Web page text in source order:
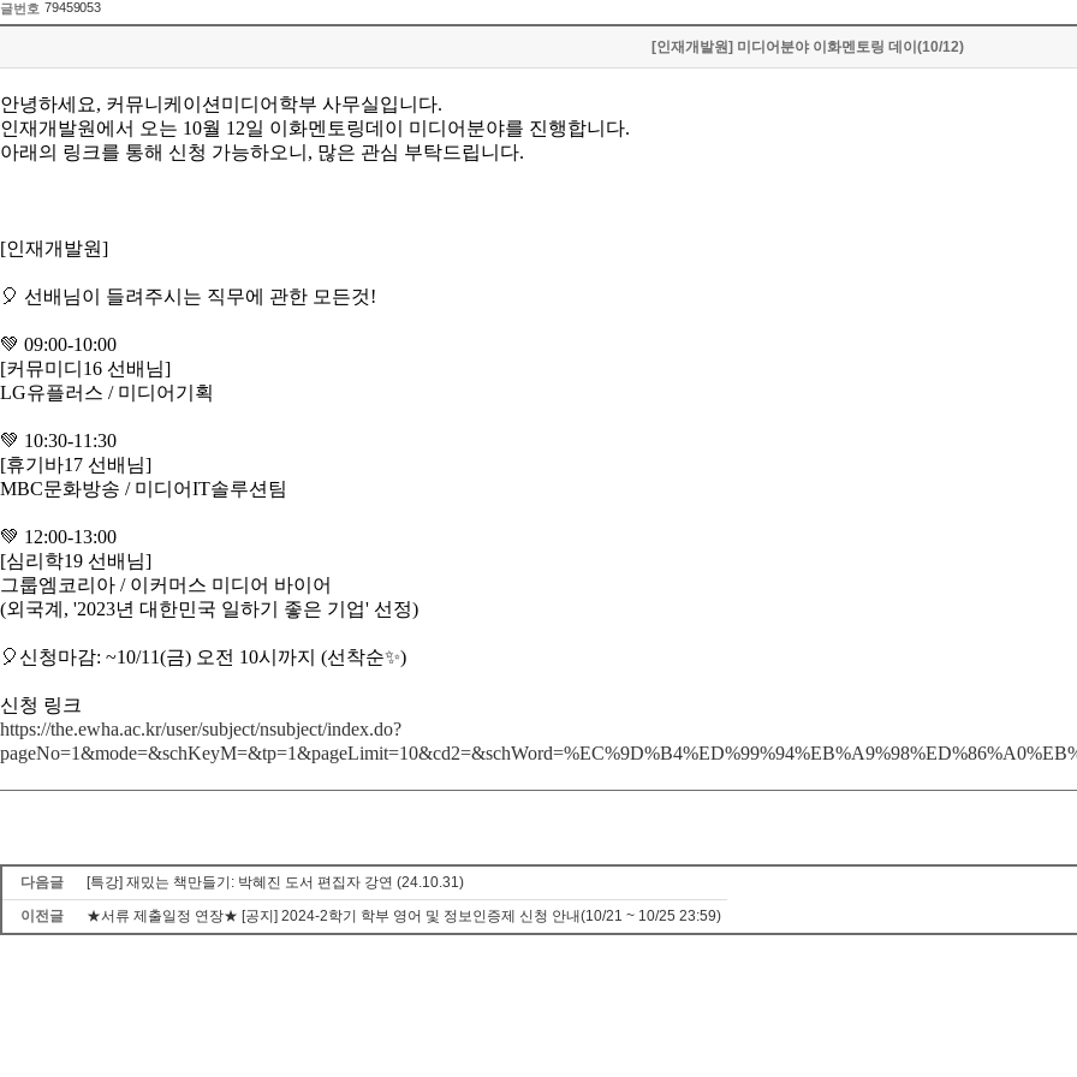
글번호 79459053
[인재개발원] 미디어분야 이화멘토링 데이(10/12)
안녕하세요, 커뮤니케이션미디어학부 사무실입니다.
인재개발원에서 오는 10월 12일 이화멘토링데이 미디어분야를 진행합니다.
아래의 링크를 통해 신청 가능하오니, 많은 관심 부탁드립니다.
[인재개발원]
🎈 선배님이 들려주시는 직무에 관한 모든것!
💚 09:00-10:00
[커뮤미디16 선배님]
LG유플러스 / 미디어기획
💚 10:30-11:30
[휴기바17 선배님]
MBC문화방송 / 미디어IT솔루션팀
💚 12:00-13:00
[심리학19 선배님]
그룹엠코리아 / 이커머스 미디어 바이어
(외국계, '2023년 대한민국 일하기 좋은 기업' 선정)
🎈신청마감: ~10/11(금) 오전 10시까지 (선착순✨)
신청 링크
https://the.ewha.ac.kr/user/subject/nsubject/index.do?
다음글
[특강] 재밌는 책만들기: 박혜진 도서 편집자 강연 (24.10.31)
이전글
★서류 제출일정 연장★ [공지] 2024-2학기 학부 영어 및 정보인증제 신청 안내(10/21 ~ 10/25 23:59)